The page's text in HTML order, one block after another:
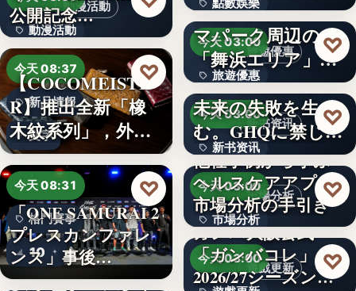
動漫活動
動漫活動
3,000円
公開記念…
今天 08:37
新品情報
文字
【COCOMEISTE
R】推出全新「橡
木紋系列」，外層
採…
♡
今天 08:31
格鬥賽事
10
「ONE SAMURAI 2
プレスカンファレ
ンス」事後…
♡
TVアニメ「バンド
點數娛樂
文字
パ」開始
旅遊優惠
今天 03:00
旅遊優惠
文字
Peachで行くテー
マパーク周辺の
「舞浜エリア」ホ
テルも…
♡
新书资讯
今天 03:00
新书资讯
文字
かつての成功が、
未来の失敗を生
む。GHQに禁じら
れた「禁…
♡
市場分析
今天 03:00
市場分析
500
他社事例から学ぶ
ヘルスケアアプリ
市場分析の手引き
♡
遊戲更新
今天 03:00
ガンバ大阪公式
「ガンバコレ」
2026/27シーズン開
♡